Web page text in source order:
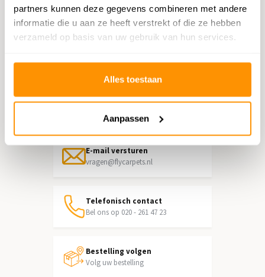
partners kunnen deze gegevens combineren met andere
informatie die u aan ze heeft verstrekt of die ze hebben
verzameld op basis van uw gebruik van hun services.
Alles toestaan
Aanpassen
klantenservice
Informatie over het terugsturen
Chat direct
E-mail versturen
vragen@flycarpets.nl
Telefonisch contact
Bel ons op 020 - 261 47 23
Bestelling volgen
Volg uw bestelling